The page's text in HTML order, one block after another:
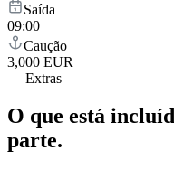
Saída
09:00
Caução
3,000 EUR
— Extras
O que está
parte.